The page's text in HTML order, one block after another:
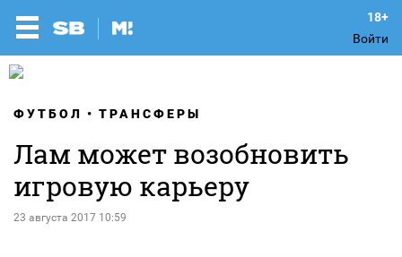
Войти
ФУТБОЛ ТРАНСФЕРЫ
Лам может возобновить
игровую карьеру
23 августа 2017 10:59